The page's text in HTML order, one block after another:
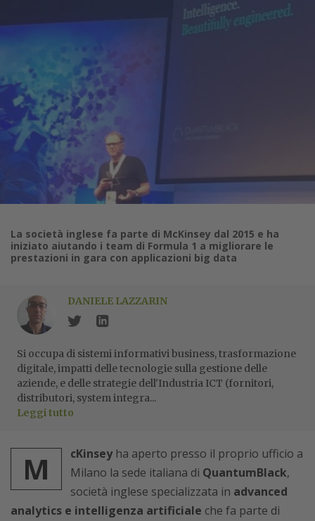
La società inglese fa parte di McKinsey dal 2015 e ha
iniziato aiutando i team di Formula 1 a migliorare le
prestazioni in gara con applicazioni big data
DANIELE LAZZARIN
Si occupa di sistemi informativi business, trasformazione
digitale, impatti delle tecnologie sulla gestione delle
aziende, e delle strategie dell'Industria ICT (fornitori,
distributori, system integra...
Leggi tutto
M cKinseyha aperto presso il proprio ufficio a
Milano la sede italiana di QuantumBlack,
società inglese specializzata in advanced
analytics e intelligenza artificiale che fa parte di